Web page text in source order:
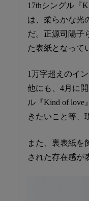
17thシングル『
は、柔らかな光
だ。正源司陽子
た表紙となって
1万字超えのイ
他にも、4月に
ル『Kind of
きたいこと等、
また、裏表紙を
された存在感が